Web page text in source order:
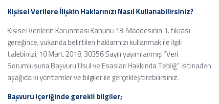
Kişisel Verilere İlişkin Haklarınızı Nasıl Kullanabilirsiniz?
Kişisel Verilerin Korunması Kanunu 13. Maddesinin 1. fıkrası
gereğince, yukarıda belirtilen haklarınızı kullanmak ile ilgili
talebinizi, 10 Mart 2018, 30356 Sayılı yayımlanmış “Veri
Sorumlusuna Başvuru Usul ve Esasları Hakkında Tebliğ” istinaden
aşağıda ki yöntemler ve bilgiler ile gerçekleştirebilirsiniz.
Başvuru içeriğinde gerekli bilgiler;